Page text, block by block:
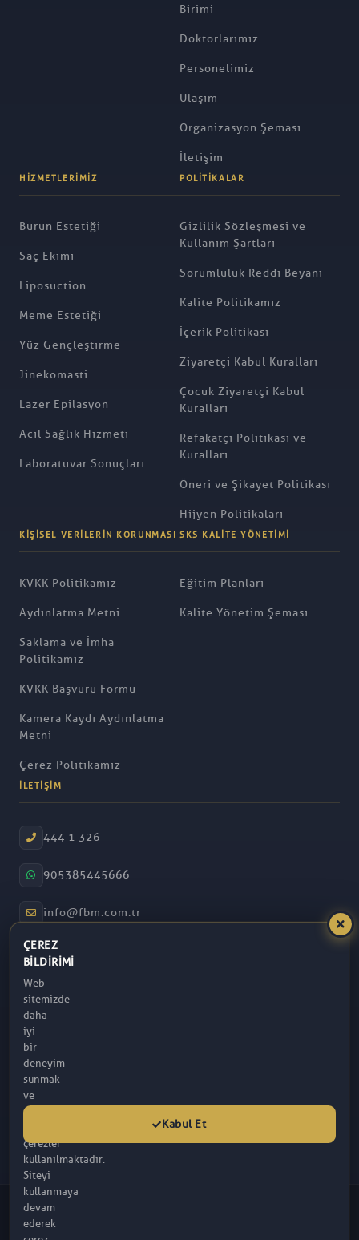
Birimi
Doktorlarımız
Personelimiz
Ulaşım
Organizasyon Şeması
İletişim
HIZMETLERIMIZ
Burun Estetiği
Saç Ekimi
Liposuction
Meme Estetiği
Yüz Gençleştirme
Jinekomasti
Lazer Epilasyon
Acil Sağlık Hizmeti
Laboratuvar Sonuçları
POLITIKALAR
Gizlilik Sözleşmesi ve
Kullanım Şartları
Sorumluluk Reddi Beyanı
Kalite Politikamız
İçerik Politikası
Ziyaretçi Kabul Kuralları
Çocuk Ziyaretçi Kabul
Kuralları
Refakatçi Politikası ve
Kuralları
Öneri ve Şikayet Politikası
Hijyen Politikaları
KIŞISEL VERILERIN KORUNMASI
KVKK Politikamız
Aydınlatma Metni
Saklama ve İmha
Politikamız
KVKK Başvuru Formu
Kamera Kaydı Aydınlatma
Metni
Çerez Politikamız
SKS KALITE YÖNETIMI
Eğitim Planları
Kalite Yönetim Şeması
İLETIŞIM
444 1 326
905385445666
info@fbm.com.tr
08:30 – 17:30
Atakum / Samsun
© 2026 FBM. Tüm hakları saklıdır. İçerik, FBM (R) Tarafından
Sağlanmaktadır.
ÇEREZ
BILDIRIMI
Web
sitemizde
daha
iyi
bir
deneyim
sunmak
ve
analitik
çerezler
kullanılmaktadır.
Siteyi
kullanmaya
devam
ederek
Kabul Et